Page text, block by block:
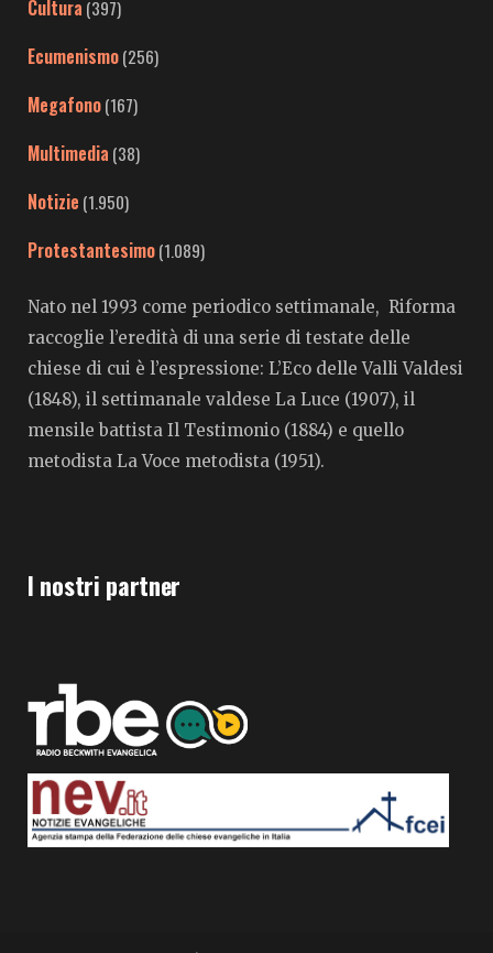
Cultura (397)
Ecumenismo(256)
Megafono(167)
Multimedia (38)
Notizie (1.950)
Protestantesimo(1.089)
Nato nel 1993 come periodico settimanale, Riforma
raccoglie l’eredità di una serie di testate delle
chiese di cui è l’espressione: L’Eco delle Valli Valdesi
(1848), il settimanale valdese La Luce (1907), il
mensile battista Il Testimonio (1884) e quello
metodista La Voce metodista (1951).
I nostri partner